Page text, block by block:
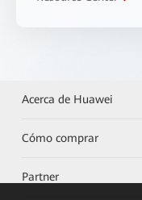
Acerca de Huawei
Cómo comprar
Partner